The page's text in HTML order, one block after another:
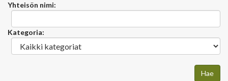
Yhteisön nimi:
Kategoria: